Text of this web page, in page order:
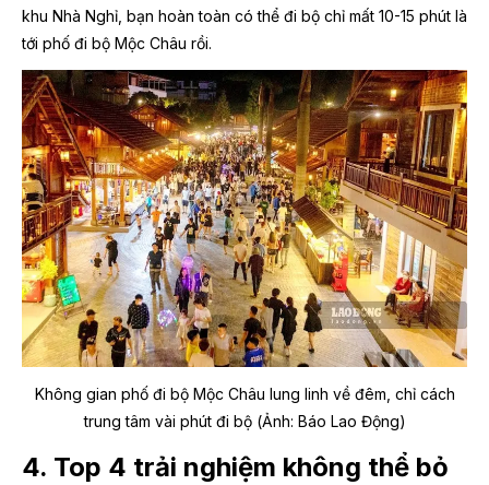
khu Nhà Nghỉ, bạn hoàn toàn có thể đi bộ chỉ mất 10-15 phút là
tới phố đi bộ Mộc Châu rồi.
Không gian phố đi bộ Mộc Châu lung linh về đêm, chỉ cách
trung tâm vài phút đi bộ (Ảnh: Báo Lao Động)
4. Top 4 trải nghiệm không thể bỏ